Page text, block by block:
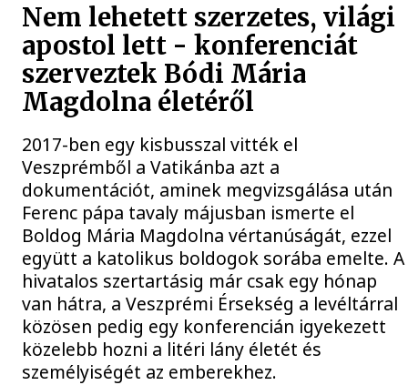
Nem lehetett szerzetes, világi
apostol lett - konferenciát
szerveztek Bódi Mária
Magdolna életéről
2017-ben egy kisbusszal vitték el
Veszprémből a Vatikánba azt a
dokumentációt, aminek megvizsgálása után
Ferenc pápa tavaly májusban ismerte el
Boldog Mária Magdolna vértanúságát, ezzel
együtt a katolikus boldogok sorába emelte. A
hivatalos szertartásig már csak egy hónap
van hátra, a Veszprémi Érsekség a levéltárral
közösen pedig egy konferencián igyekezett
közelebb hozni a litéri lány életét és
személyiségét az emberekhez.